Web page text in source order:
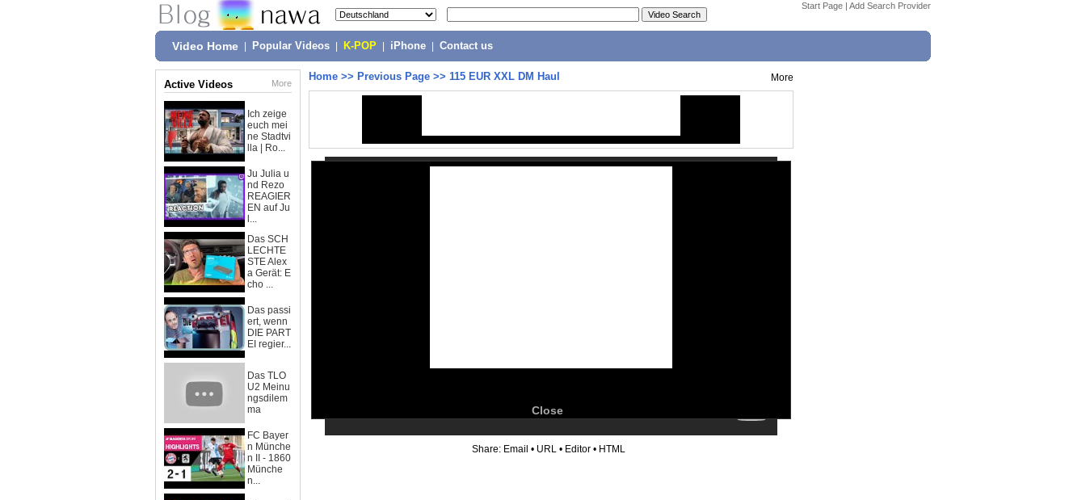
Start Page | Add Search Provider
Video Home Popular Videos K-POP iPhone Contact us
Active Videos More
Ich zeige
euch mei
ne Stadtvi
lla | Ro...
Ju Julia u
nd Rezo
REAGIER
EN auf Ju
l...
Das SCH
LECHTE
STE Alex
a Gerät: E
cho ...
Das passi
ert, wenn
DIE PART
EI regier...
Das TLO
U2 Meinu
ngsdilem
ma
FC Bayer
n Münche
n II - 1860
Münche
n...
Home >> Previous Page >> 115 EUR XXL DM Haul More
Close
Share: Email • URL • Editor • HTML